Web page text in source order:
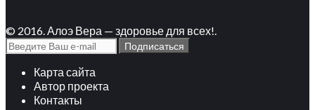
© 2016. Алоэ Вера — здоровье для всех!.
Карта сайта
Автор проекта
Контакты